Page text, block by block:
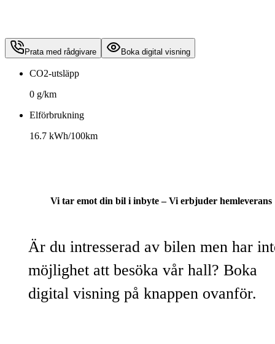
Prata med rådgivare Boka digital visning
CO2-utsläpp
0 g/km
Elförbrukning
16.7 kWh/100km
Vi tar emot din bil i inbyte – Vi erbjuder hemleverans
Är du intresserad av bilen men har
möjlighet att besöka vår hall? Boka
digital visning på knappen ovanför.